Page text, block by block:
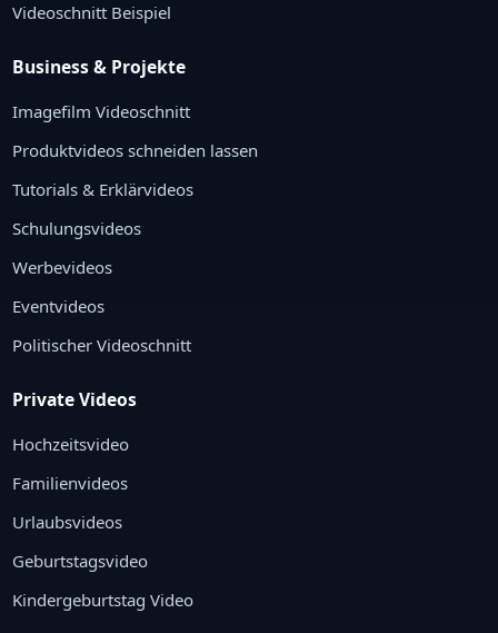
Videoschnitt Beispiel
Business & Projekte
Imagefilm Videoschnitt
Produktvideos schneiden lassen
Tutorials & Erklärvideos
Schulungsvideos
Werbevideos
Eventvideos
Politischer Videoschnitt
Private Videos
Hochzeitsvideo
Familienvideos
Urlaubsvideos
Geburtstagsvideo
Kindergeburtstag Video